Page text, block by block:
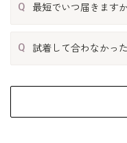
Q 最短でいつ届きます
Q 試着して合わなかっ